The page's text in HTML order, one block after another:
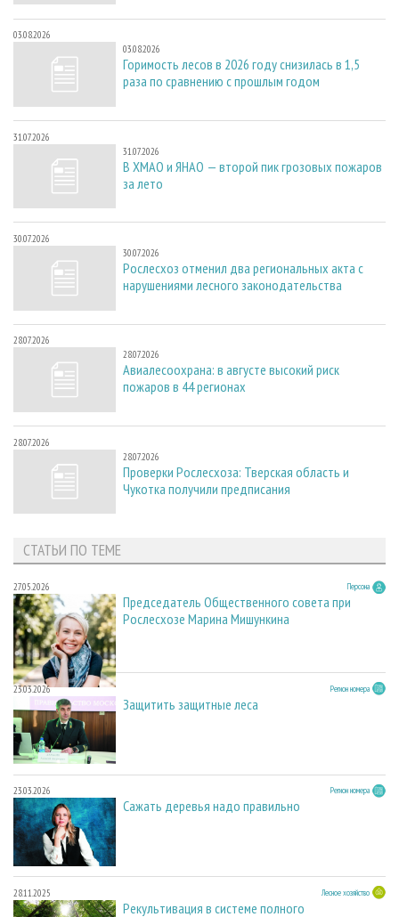
03.08.2026
03.08.2026
Горимость лесов в 2026 году снизилась в 1,5
раза по сравнению с прошлым годом
31.07.2026
31.07.2026
В ХМАО и ЯНАО — второй пик грозовых пожаров
за лето
30.07.2026
30.07.2026
Рослесхоз отменил два региональных акта с
нарушениями лесного законодательства
28.07.2026
28.07.2026
Авиалесоохрана: в августе высокий риск
пожаров в 44 регионах
28.07.2026
28.07.2026
Проверки Рослесхоза: Тверская область и
Чукотка получили предписания
СТАТЬИ ПО ТЕМЕ
27.05.2026 Персона
Председатель Общественного совета при
Рослесхозе Марина Мишункина
23.03.2026 Регион номера
Защитить защитные леса
23.03.2026 Регион номера
Сажать деревья надо правильно
28.11.2025 Лесное хозяйство
Рекультивация в системе полного